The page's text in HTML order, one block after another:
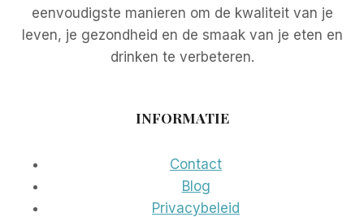
eenvoudigste manieren om de kwaliteit van je
leven, je gezondheid en de smaak van je eten en
drinken te verbeteren.
INFORMATIE
Contact
Blog
Privacybeleid